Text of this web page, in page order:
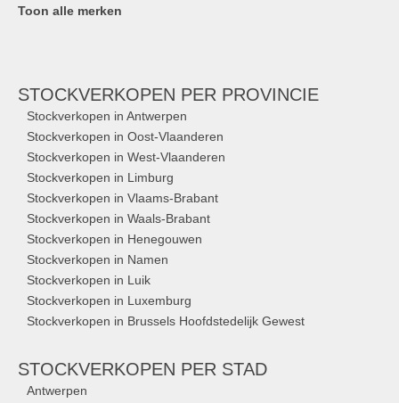
Toon alle merken
STOCKVERKOPEN PER PROVINCIE
Stockverkopen in Antwerpen
Stockverkopen in Oost-Vlaanderen
Stockverkopen in West-Vlaanderen
Stockverkopen in Limburg
Stockverkopen in Vlaams-Brabant
Stockverkopen in Waals-Brabant
Stockverkopen in Henegouwen
Stockverkopen in Namen
Stockverkopen in Luik
Stockverkopen in Luxemburg
Stockverkopen in Brussels Hoofdstedelijk Gewest
STOCKVERKOPEN PER STAD
Antwerpen